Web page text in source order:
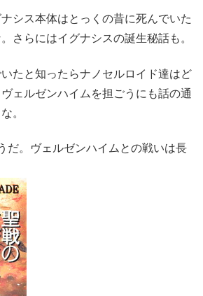
シス本体はとっくの昔に死んでいた
さらにはイグナシスの誕生秘話も。
たと知ったらナノセルロイド達はど
ェルゼンハイムを担ごうにも話の通
。
だ。ヴェルゼンハイムとの戦いは長